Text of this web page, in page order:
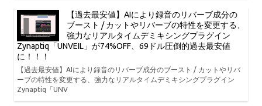
【過去最安値】AIにより録音のリバーブ成分の
ブースト / カットやリバーブの特性を変更する、
強力なリアルタイムデミキシングプラグイン
Zynaptiq「UNVEIL」が74%OFF、69ドル圧倒的過去最安値
に！！！
【過去最安値】AIにより録音のリバーブ成分のブースト / カットやリバ
ーブの特性を変更する、強力なリアルタイムデミキシングプラグイン
Zynaptiq「UNV